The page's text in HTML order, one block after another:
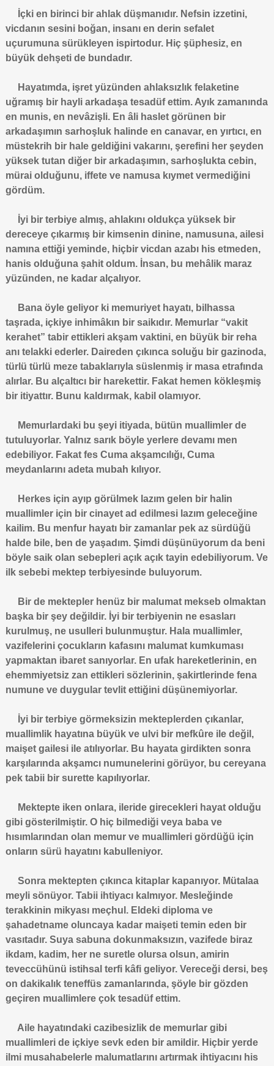
İçki en birinci bir ahlak düşmanıdır. Nefsin izzetini,
vicdanın sesini boğan, insanı en derin sefalet
uçurumuna sürükleyen ispirtodur. Hiç şüphesiz, en
büyük dehşeti de bundadır.
Hayatımda, işret yüzünden ahlaksızlık felaketine
uğramış bir hayli arkadaşa tesadüf ettim. Ayık zamanında
en munis, en nevâzişli. En âli haslet görünen bir
arkadaşımın sarhoşluk halinde en canavar, en yırtıcı, en
müstekrih bir hale geldiğini vakarını, şerefini her şeyden
yüksek tutan diğer bir arkadaşımın, sarhoşlukta cebin,
mürai olduğunu, iffete ve namusa kıymet vermediğini
gördüm.
İyi bir terbiye almış, ahlakını oldukça yüksek bir
dereceye çıkarmış bir kimsenin dinine, namusuna, ailesi
namına ettiği yeminde, hiçbir vicdan azabı his etmeden,
hanis olduğuna şahit oldum. İnsan, bu mehâlik maraz
yüzünden, ne kadar alçalıyor.
Bana öyle geliyor ki memuriyet hayatı, bilhassa
taşrada, içkiye inhimâkın bir saikıdır. Memurlar “vakit
kerahet” tabir ettikleri akşam vaktini, en büyük bir reha
anı telakki ederler. Daireden çıkınca soluğu bir gazinoda,
türlü türlü meze tabaklarıyla süslenmiş ir masa etrafında
alırlar. Bu alçaltıcı bir harekettir. Fakat hemen kökleşmiş
bir itiyattır. Bunu kaldırmak, kabil olamıyor.
Memurlardaki bu şeyi itiyada, bütün muallimler de
tutuluyorlar. Yalnız sarık böyle yerlere devamı men
edebiliyor. Fakat fes Cuma akşamcılığı, Cuma
meydanlarını adeta mubah kılıyor.
Herkes için ayıp görülmek lazım gelen bir halin
muallimler için bir cinayet ad edilmesi lazım geleceğine
kailim. Bu menfur hayatı bir zamanlar pek az sürdüğü
halde bile, ben de yaşadım. Şimdi düşünüyorum da beni
böyle saik olan sebepleri açık açık tayin edebiliyorum. Ve
ilk sebebi mektep terbiyesinde buluyorum.
Bir de mektepler henüz bir malumat mekseb olmaktan
başka bir şey değildir. İyi bir terbiyenin ne esasları
kurulmuş, ne usulleri bulunmuştur. Hala muallimler,
vazifelerini çocukların kafasını malumat kumkuması
yapmaktan ibaret sanıyorlar. En ufak hareketlerinin, en
ehemmiyetsiz zan ettikleri sözlerinin, şakirtlerinde fena
numune ve duygular tevlit ettiğini düşünemiyorlar.
İyi bir terbiye görmeksizin mekteplerden çıkanlar,
muallimlik hayatına büyük ve ulvi bir mefkûre ile değil,
maişet gailesi ile atılıyorlar. Bu hayata girdikten sonra
karşılarında akşamcı numunelerini görüyor, bu cereyana
pek tabii bir surette kapılıyorlar.
Mektepte iken onlara, ileride girecekleri hayat olduğu
gibi gösterilmiştir. O hiç bilmediği veya baba ve
hısımlarından olan memur ve muallimleri gördüğü için
onların sürü hayatını kabulleniyor.
Sonra mektepten çıkınca kitaplar kapanıyor. Mütalaa
meyli sönüyor. Tabii ihtiyacı kalmıyor. Mesleğinde
terakkinin mikyası meçhul. Eldeki diploma ve
şahadetname oluncaya kadar maişeti temin eden bir
vasıtadır. Suya sabuna dokunmaksızın, vazifede biraz
ikdam, kadim, her ne suretle olursa olsun, amirin
teveccühünü istihsal terfi kâfi geliyor. Vereceği dersi, beş
on dakikalık teneffüs zamanlarında, şöyle bir gözden
geçiren muallimlere çok tesadüf ettim.
Aile hayatındaki cazibesizlik de memurlar gibi
muallimleri de içkiye sevk eden bir amildir. Hiçbir yerde
ilmi musahabelerle malumatlarını artırmak ihtiyacını his